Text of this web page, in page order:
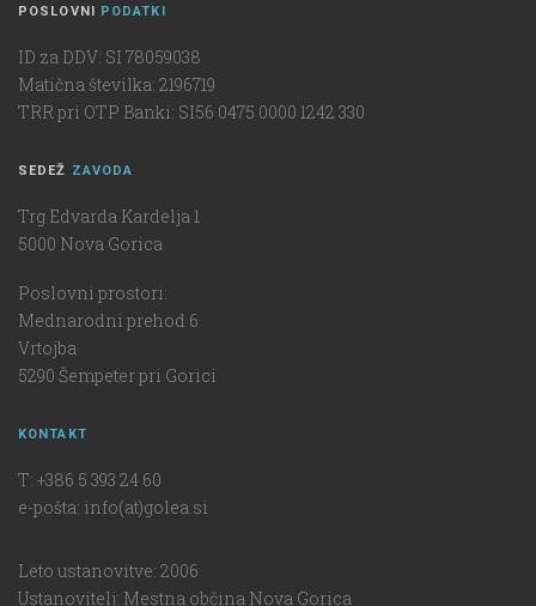
POSLOVNI PODATKI
ID za DDV: SI 78059038
Matična številka: 2196719
TRR pri OTP Banki: SI56 0475 0000 1242 330
SEDEŽ ZAVODA
Trg Edvarda Kardelja 1
5000 Nova Gorica
Poslovni prostori:
Mednarodni prehod 6
Vrtojba
5290 Šempeter pri Gorici
KONTAKT
T: +386 5 393 24 60
e-pošta: info(at)golea.si
Leto ustanovitve: 2006
Ustanovitelj: Mestna občina Nova Gorica